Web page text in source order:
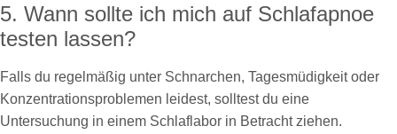
5. Wann sollte ich mich auf Schlafapnoe
testen lassen?
Falls du regelmäßig unter Schnarchen, Tagesmüdigkeit oder
Konzentrationsproblemen leidest, solltest du eine
Untersuchung in einem Schlaflabor in Betracht ziehen.